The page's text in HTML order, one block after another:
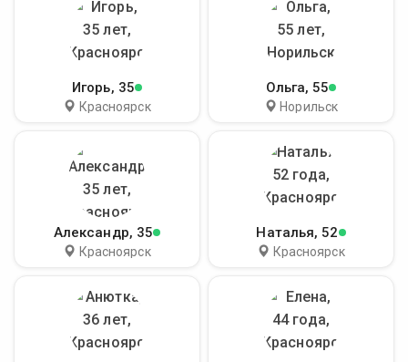
Игорь, 35
Красноярск
Ольга, 55
Норильск
Александр, 35
Красноярск
Наталья, 52
Красноярск